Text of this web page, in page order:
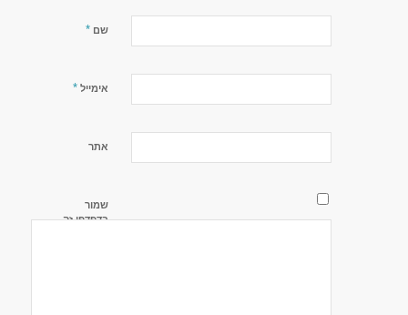
שם *
אימייל *
אתר
שמור
בדפדפן זה